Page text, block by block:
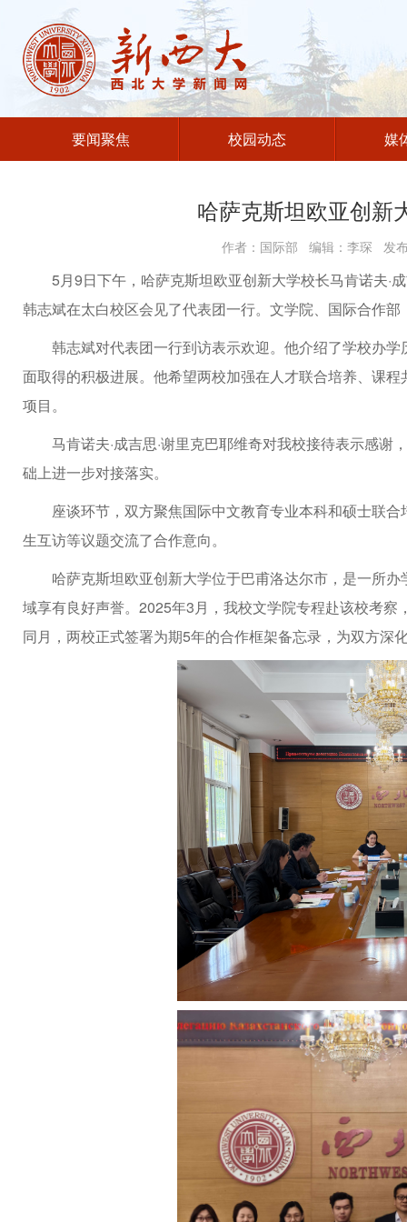
要闻聚焦 校园动态 媒
哈萨克斯坦欧亚创新
作者：国际部 编辑：李琛 发
5月9日下午，哈萨克斯坦欧亚创新大学校长马肯诺夫·
韩志斌在太白校区会见了代表团一行。文学院、国际合作
韩志斌对代表团一行到访表示欢迎。他介绍了学校办
面取得的积极进展。他希望两校加强在人才联合培养、课
项目。
马肯诺夫·成吉思·谢里克巴耶维奇对我校接待表示感
础上进一步对接落实。
座谈环节，双方聚焦国际中文教育专业本科和硕士联
生互访等议题交流了合作意向。
哈萨克斯坦欧亚创新大学位于巴甫洛达尔市，是一所
域享有良好声誉。2025年3月，我校文学院专程赴该校考
同月，两校正式签署为期5年的合作框架备忘录，为双方深